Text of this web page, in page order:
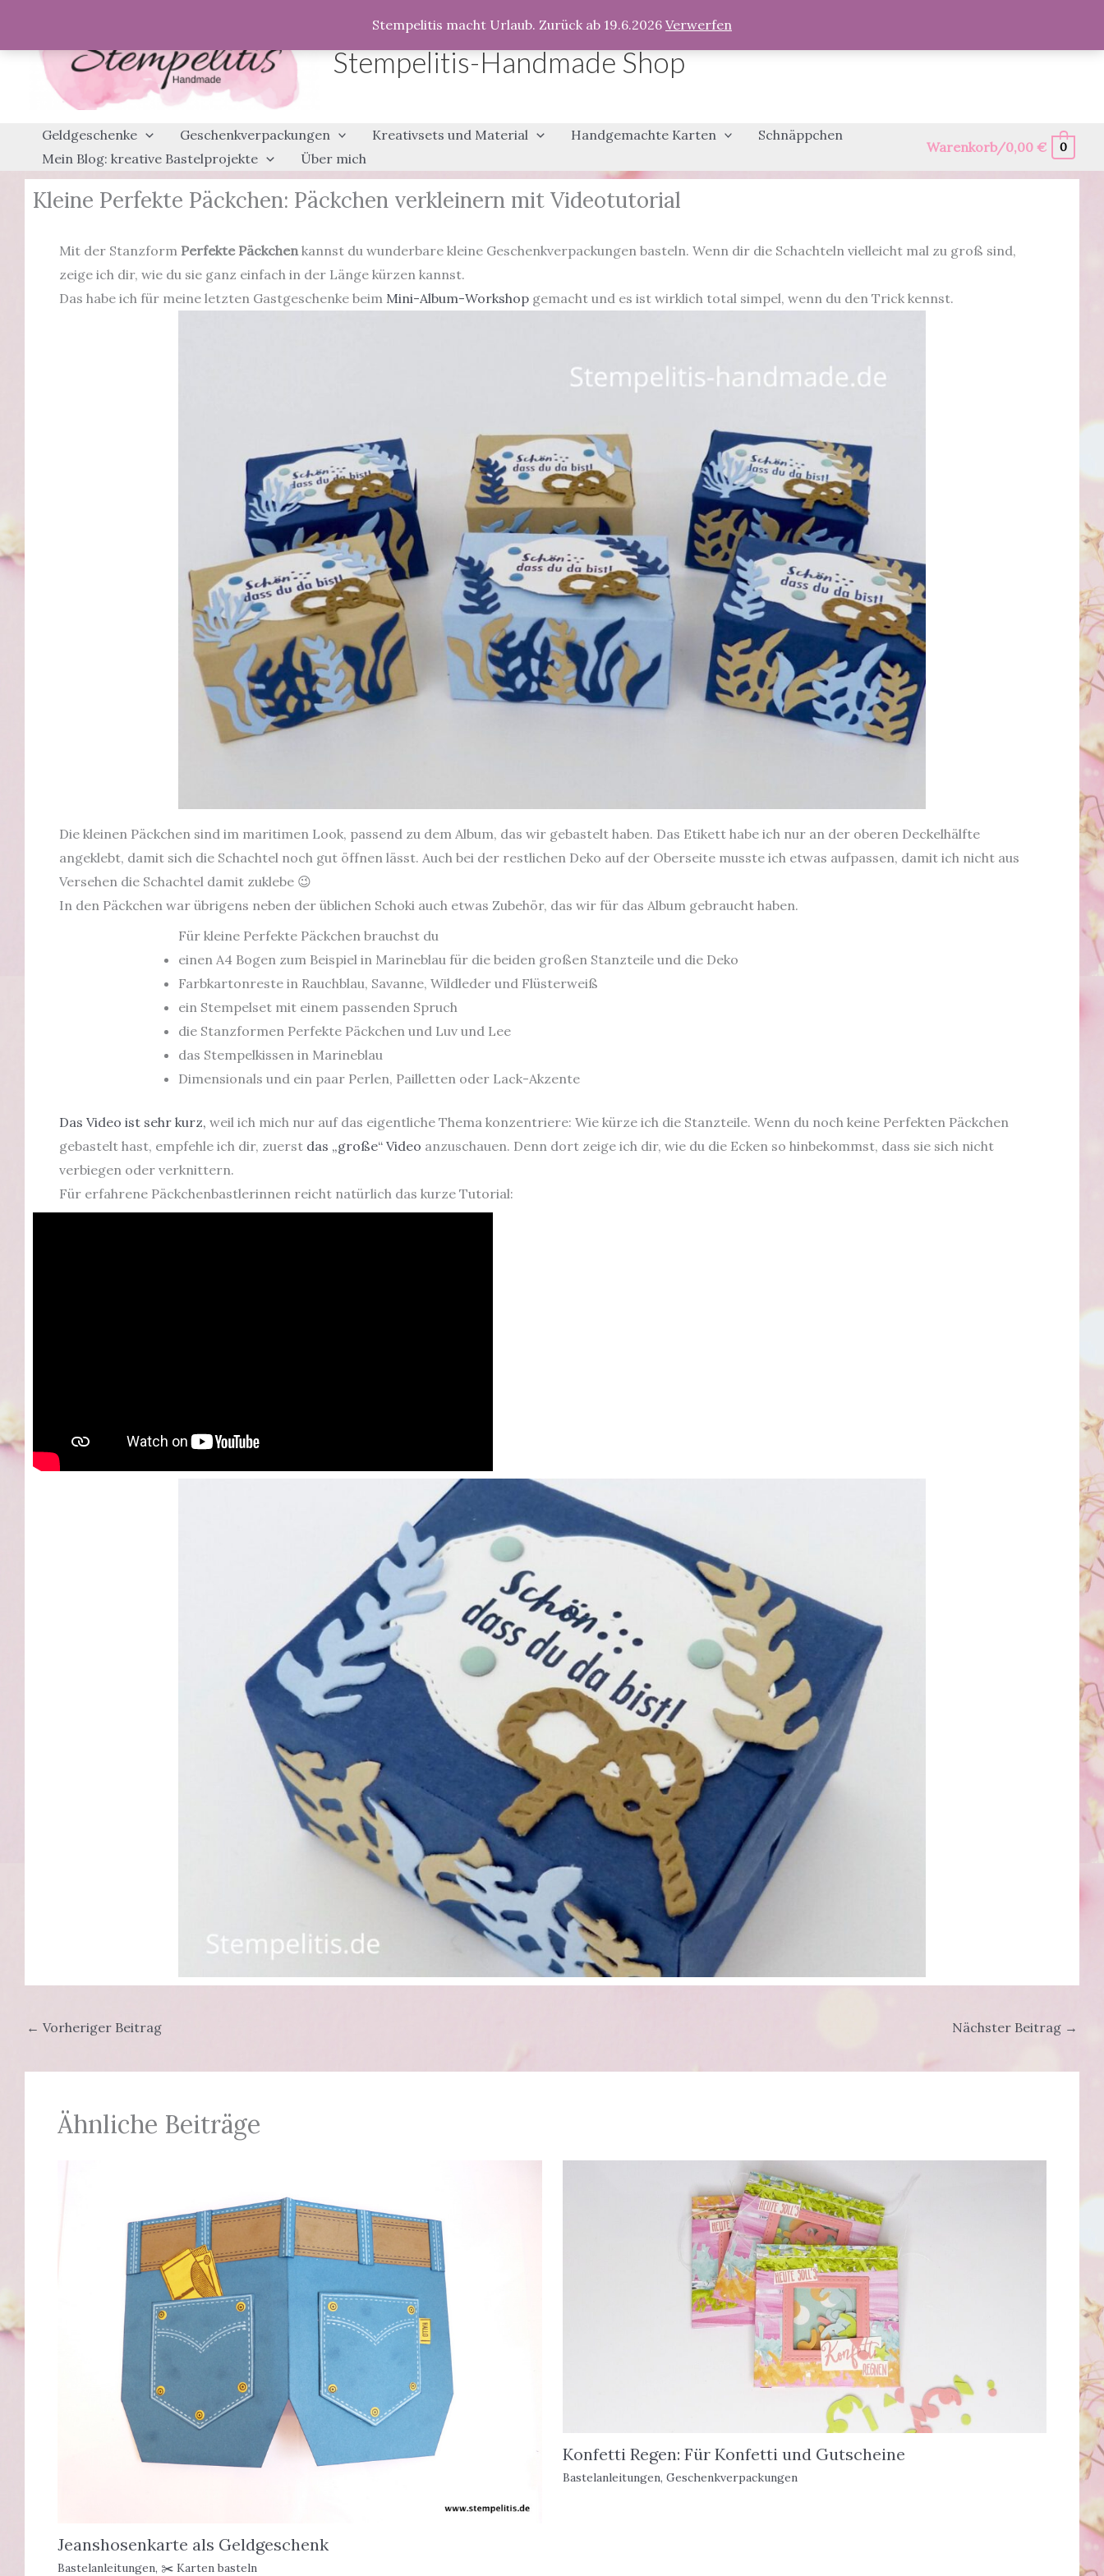
Stempelitis macht Urlaub. Zurück ab 19.6.2026 Verwerfen
springen
Stempelitis-Handmade Shop
Geldgeschenke Geschenkverpackungen Kreativsets und Material Handgemachte Karten
Schnäppchen
Mein Blog: kreative Bastelprojekte
Über mich
Warenkorb/0,00€ 0
Kleine Perfekte Päckchen: Päckchen verkleinern mit Videotutorial
Mit der Stanzform Perfekte Päckchenkannst du wunderbare kleine Geschenkverpackungen basteln. Wenn dir die Schachteln vielleicht mal zu groß sind,
zeige ich dir, wie du sie ganz einfach in der Länge kürzen kannst.
Das habe ich für meine letzten Gastgeschenke beim Mini-Album-Workshop gemacht und es ist wirklich total simpel, wenn du den Trick kennst.
Die kleinen Päckchen sind im maritimen Look, passend zu dem Album, das wir gebastelt haben. Das Etikett habe ich nur an der oberen Deckelhälfte
angeklebt, damit sich die Schachtel noch gut öffnen lässt. Auch bei der restlichen Deko auf der Oberseite musste ich etwas aufpassen, damit ich nicht aus
Versehen die Schachtel damit zuklebe 😉
In den Päckchen war übrigens neben der üblichen Schoki auch etwas Zubehör, das wir für das Album gebraucht haben.
Für kleine Perfekte Päckchen brauchst du
einen A4 Bogen zum Beispiel in Marineblau für die beiden großen Stanzteile und die Deko
Farbkartonreste in Rauchblau, Savanne, Wildleder und Flüsterweiß
ein Stempelset mit einem passenden Spruch
die Stanzformen Perfekte Päckchen und Luv und Lee
das Stempelkissen in Marineblau
Dimensionals und ein paar Perlen, Pailletten oder Lack-Akzente
Das Video ist sehr kurz, weil ich mich nur auf das eigentliche Thema konzentriere: Wie kürze ich die Stanzteile. Wenn du noch keine Perfekten Päckchen
gebastelt hast, empfehle ich dir, zuerst das „große“ Video anzuschauen. Denn dort zeige ich dir, wie du die Ecken so hinbekommst, dass sie sich nicht
verbiegen oder verknittern.
Für erfahrene Päckchenbastlerinnen reicht natürlich das kurze Tutorial:
← Vorheriger Beitrag Nächster Beitrag →
Ähnliche Beiträge
Jeanshosenkarte als Geldgeschenk
Bastelanleitungen, ✂️ Karten basteln
Konfetti Regen: Für Konfetti und Gutscheine
Bastelanleitungen, Geschenkverpackungen